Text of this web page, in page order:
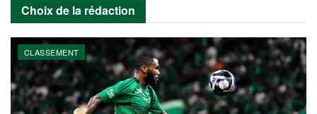
Choix de la rédaction
CLASSEMENT